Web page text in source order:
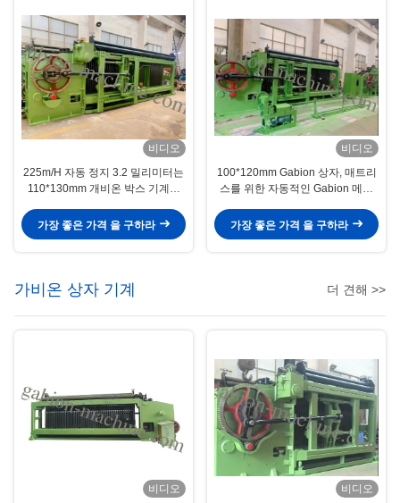
비디오
225m/H 자동 정지 3.2 밀리미터는
110*130mm 개비온 박스 기계를
가장 좋은 가격 을 구하라
비디오
100*120mm Gabion 상자, 매트리
스를 위한 자동적인 Gabion 메시
가장 좋은 가격 을 구하라
가비온 상자 기계 더 견해 >>
비디오
비디오